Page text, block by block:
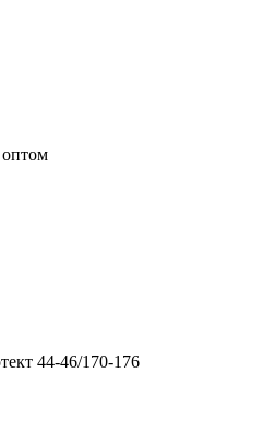
44-46/170-176